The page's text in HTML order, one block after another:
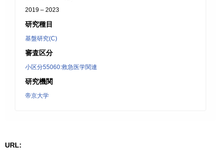
2019 – 2023
研究種目
基盤研究(C)
審査区分
小区分55060:救急医学関連
研究機関
帝京大学
URL: